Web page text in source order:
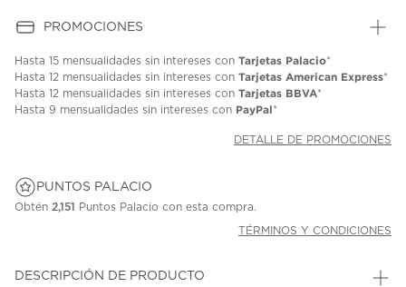
PROMOCIONES
Hasta 15 mensualidades sin intereses con Tarjetas Palacio*
Hasta 12 mensualidades sin intereses con Tarjetas American Express*
Hasta 12 mensualidades sin intereses con Tarjetas BBVA*
Hasta 9 mensualidades sin intereses con PayPal*
DETALLE DE PROMOCIONES
PUNTOS PALACIO
Obtén 2,151 Puntos Palacio con esta compra.
TÉRMINOS Y CONDICIONES
DESCRIPCIÓN DE PRODUCTO